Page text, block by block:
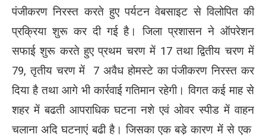
पंजीकरण निरस्त करते हुए पर्यटन वेबसाइट से विलोपित की
प्रक्रिया शुरू कर दी गई है। जिला प्रशासन ने ऑपरेशन
सफाई शुरू करते हुए प्रथम चरण में 17 तथा द्वितीय चरण में
79, तृतीय चरण में 7 अवैध होमस्टे का पंजीकरण निरस्त कर
दिया है तथा आगे भी कार्रवाई गतिमान रहेगी। विगत कई माह से
शहर में बढती आपराधिक घटना नशे एवं ओवर स्पीड में वाहन
चलाना अदि घटनाएं बढी है। जिसका एक बडे़ कारण में से एक